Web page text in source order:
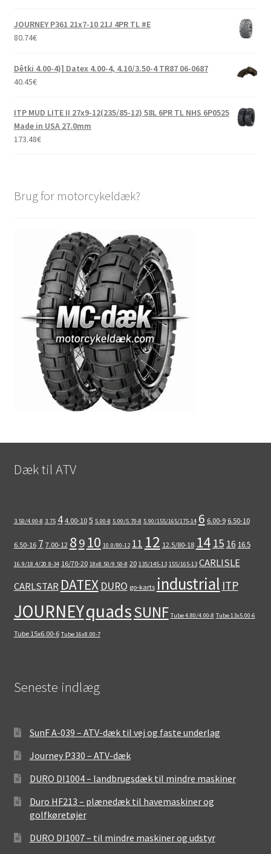
JOURNEY P361 21x7-10 21J 4PR TL #E
80.74€
Dêtki 4.00-4)] Datex 4.00-4, 4.10/3.50-4 TR87 06-0687
40.45€
ITP MUD LITE II 27x9-12(235/85-12) 58L 6PR TL NHS 6P0525
Made in USA 27.0mm
173.48€
Brug for motorcykeldæk?
Dæk til ATV
3.50/4.00-8 3.75 4 4.00-10 5 5.00-8 5.00/5.70-8 5.90/155/165/175-14 6 6.00-9 6.50-10
6.50-16 7 7.00-12 89 10 10.0/80-12 11 12 12.5/80-18 14 15 16 16.5
16.9/18.4/20.8-34 16/70-20 18x8.50/9.50-8 20 135/145-13 155/165-13 CARLISLE
CARLSTAR DATEX DURO go-karts industrial ITP
JOURNEYquadsSUNF Tube 4.80/4.00-8 Tube 13x5.00-6
Tube 15x6.00-6 Tube 16x8.00-7
Seneste indlæg
SunF A-039 – ATV-dæk til vej og faste underlag
Journey P330 – ATV-dæk
DURO DI1004 – landbrugsdæk til mindre maskiner
Duro HF213 – plænedæk til havemaskiner og
golfkøretøjer
DURO DI1007 – til mindre maskiner og udstyr